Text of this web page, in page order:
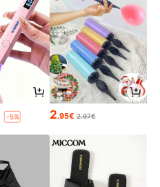
-5% 2.95€ 2.97€